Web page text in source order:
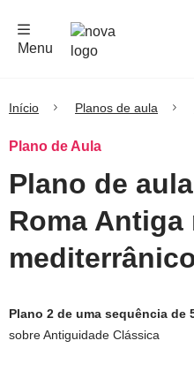
Menu
Início Planos de aula
Plano de Aula
Plano de
Roma
Plano 2 de uma sequência de
sobre Antiguidade Clássica